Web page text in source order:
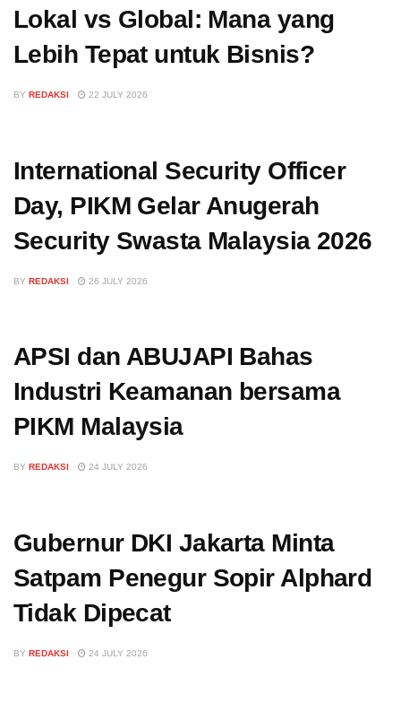
Lokal vs Global: Mana yang
Lebih Tepat untuk Bisnis?
BY REDAKSI 22 JULY 2026
International Security Officer
Day, PIKM Gelar Anugerah
Security Swasta Malaysia 2026
BY REDAKSI 26 JULY 2026
APSI dan ABUJAPI Bahas
Industri Keamanan bersama
PIKM Malaysia
BY REDAKSI 24 JULY 2026
Gubernur DKI Jakarta Minta
Satpam Penegur Sopir Alphard
Tidak Dipecat
BY REDAKSI 24 JULY 2026